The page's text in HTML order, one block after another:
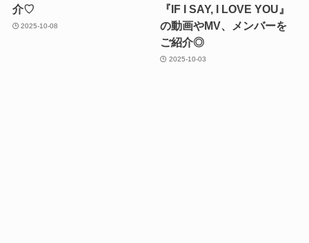
介♡
2025-10-08
『IF I SAY, I LOVE YOU』
の動画やMV、メンバーを
ご紹介◎
2025-10-03